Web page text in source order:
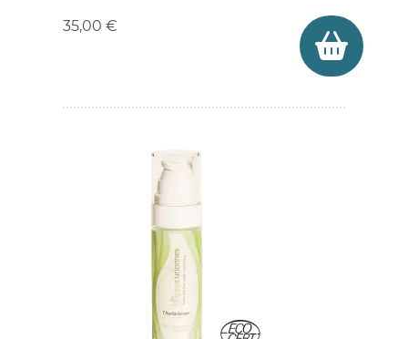
35,00 €